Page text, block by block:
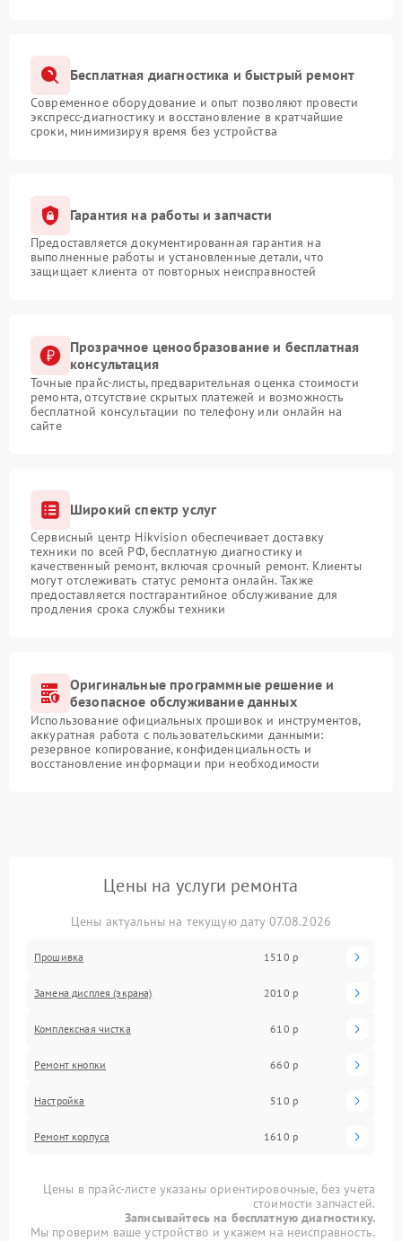
Бесплатная диагностика и быстрый ремонт
Современное оборудование и опыт позволяют провести
экспресс-диагностику и восстановление в кратчайшие
сроки, минимизируя время без устройства
Гарантия на работы и запчасти
Предоставляется документированная гарантия на
выполненные работы и установленные детали, что
защищает клиента от повторных неисправностей
Прозрачное ценообразование и бесплатная
консультация
Точные прайс-листы, предварительная оценка стоимости
ремонта, отсутствие скрытых платежей и возможность
бесплатной консультации по телефону или онлайн на
сайте
Широкий спектр услуг
Сервисный центр Hikvision обеспечивает доставку
техники по всей РФ, бесплатную диагностику и
качественный ремонт, включая срочный ремонт. Клиенты
могут отслеживать статус ремонта онлайн. Также
предоставляется постгарантийное обслуживание для
продления срока службы техники
Оригинальные программные решение и
безопасное обслуживание данных
Использование официальных прошивок и инструментов,
аккуратная работа с пользовательскими данными:
резервное копирование, конфиденциальность и
восстановление информации при необходимости
Цены на услуги ремонта
Цены актуальны на текущую дату 07.08.2026
Прошивка 1510 р
Замена дисплея (экрана) 2010 р
Комплексная чистка 610 р
Ремонт кнопки 660 р
Настройка 510 р
Ремонт корпуса 1610 р
Цены в прайс-листе указаны ориентировочные, без учета
стоимости запчастей.
Записывайтесь на бесплатную диагностику.
Мы проверим ваше устройство и укажем на неисправность.